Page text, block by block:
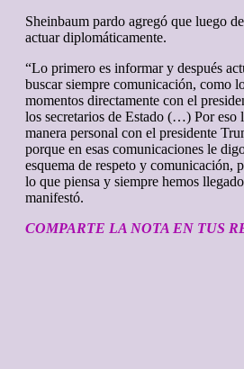
Sheinbaum pardo agregó que luego
actuar diplomáticamente.
“Lo primero es informar y después
buscar siempre comunicación, como
momentos directamente con el
los secretarios de Estado (…) Por eso
manera personal con el presidente
porque en esas comunicaciones le
esquema de respeto y comunicación,
lo que piensa y siempre hemos
manifestó.
COMPARTE LA NOTA EN TUS